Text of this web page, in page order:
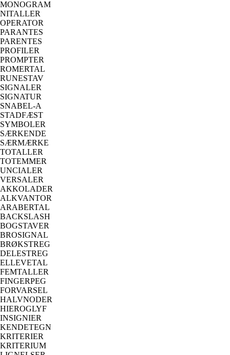
MONOGRAM
NITALLER
OPERATOR
PARANTES
PARENTES
PROFILER
PROMPTER
ROMERTAL
RUNESTAV
SIGNALER
SIGNATUR
SNABEL-A
STADFÆST
SYMBOLER
SÆRKENDE
SÆRMÆRKE
TOTALLER
TOTEMMER
UNCIALER
VERSALER
AKKOLADER
ALKVANTOR
ARABERTAL
BACKSLASH
BOGSTAVER
BROSIGNAL
BRØKSTREG
DELESTREG
ELLEVETAL
FEMTALLER
FINGERPEG
FORVARSEL
HALVNODER
HIEROGLYF
INSIGNIER
KENDETEGN
KRITERIER
KRITERIUM